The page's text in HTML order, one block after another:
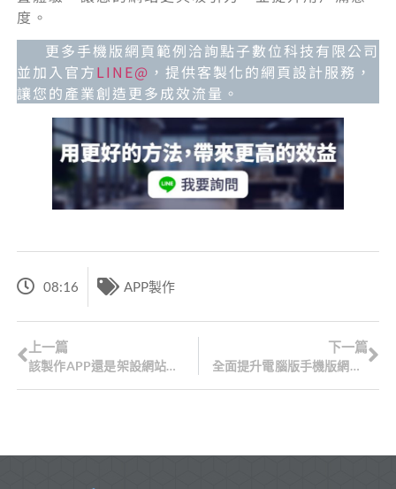
度。
更多手機版網頁範例洽詢點子數位科技有限公司
並加入官方LINE@ ，提供客製化的網頁設計服務，
讓您的產業創造更多成效流量。
08:16 APP製作
上一篇
該製作APP還是架設網站？推薦6個免費製作APP網站
下一篇
全面提升電腦版手機版網頁3大方向，打造優質的瀏覽體驗！